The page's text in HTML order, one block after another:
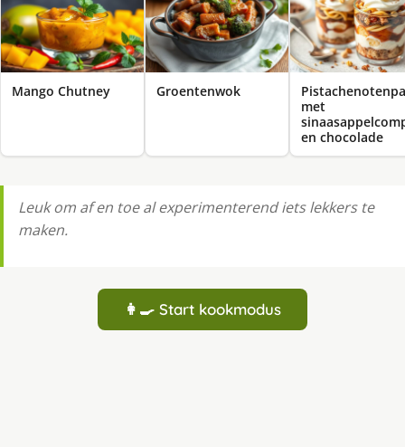
Mango Chutney Groentenwok
met
en chocolade
Leuk om af en toe al experimenterend iets lekkers te
maken.
👩‍🍳 Start kookmodus